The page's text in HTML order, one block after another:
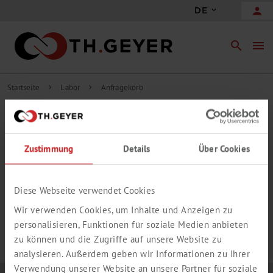
Zustimmung Details Über Cookies
Diese Webseite verwendet Cookies
Wir verwenden Cookies, um Inhalte und Anzeigen zu
personalisieren, Funktionen für soziale Medien anbieten
zu können und die Zugriffe auf unsere Website zu
analysieren. Außerdem geben wir Informationen zu Ihrer
Verwendung unserer Website an unsere Partner für soziale
DE person
search menu
Startseite chevron_right Labor chevron_right Anfragekorb
INHALT ANFRAGEKORB
add_circle_outline Freie Anfrageposition hinzufügen
IHR ANFRAGEKORB IST LEER.